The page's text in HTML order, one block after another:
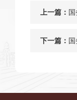
上一篇：
下一篇：